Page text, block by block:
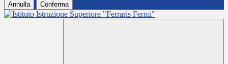
Annulla Conferma